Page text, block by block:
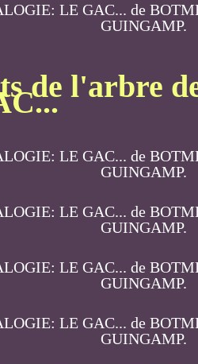
de l'arbre